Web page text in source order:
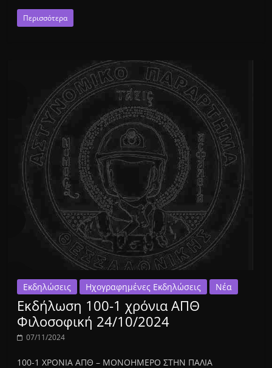
Περισσότερα
Εκδηλώσεις Ηχογραφημένες Εκδηλώσεις Νέα
Εκδήλωση 100-1 χρόνια ΑΠΘ
Φιλοσοφική 24/10/2024
07/11/2024
100-1 ΧΡΟΝΙΑ ΑΠΘ – ΜΟΝΟΗΜΕΡΟ ΣΤΗΝ ΠΑΛΙΑ